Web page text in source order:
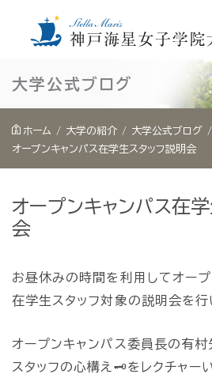
キ
大学公式ブログ
ホーム 大学の紹介
大学公式ブログ
オープンキャンパス在学生スタッフ説明会
オープンキャンパス在
会
お昼休みの時間を利用してオープ
在学生スタッフ対象の説明会を行
オープンキャンパス委員長の有村
スタッフの心構え🗝をレクチャー